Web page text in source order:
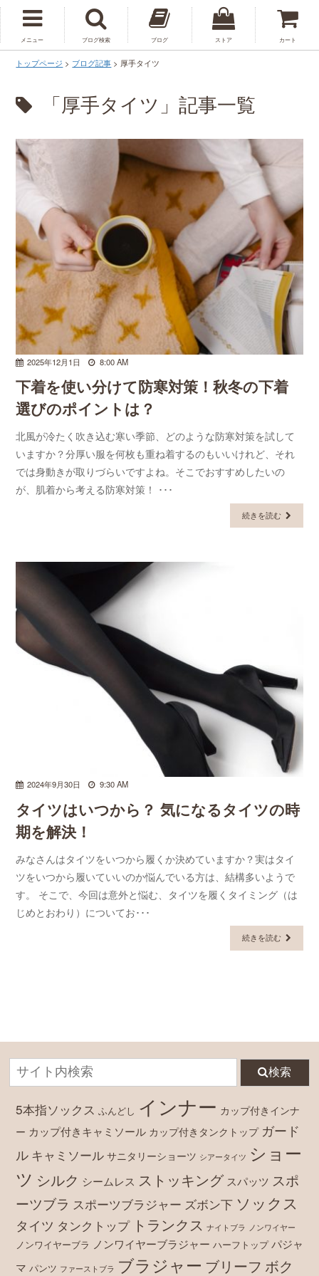
メニュー ブログ検索 ブログ ストア カート
トップページ > ブログ記事 > 厚手タイツ
「厚手タイツ」記事一覧
2025年12月1日 8:00 AM
下着を使い分けて防寒対策！秋冬の下着
選びのポイントは？
北風が冷たく吹き込む寒い季節、どのような防寒対策を試して
いますか？分厚い服を何枚も重ね着するのもいいけれど、それ
では身動きが取りづらいですよね。そこでおすすめしたいの
が、肌着から考える防寒対策！ ･･･
続きを読む
2024年9月30日 9:30 AM
タイツはいつから？ 気になるタイツの時
期を解決！
みなさんはタイツをいつから履くか決めていますか？実はタイ
ツをいつから履いていいのか悩んでいる方は、結構多いようで
す。 そこで、今回は意外と悩む、タイツを履くタイミング（は
じめとおわり）についてお･･･
続きを読む
検索
5本指ソックス ふんどし インナー カップ付きインナ
ー カップ付きキャミソール カップ付きタンクトップ ガード
ル キャミソール サニタリーショーツ シアータイツ ショー
ツ シルク シームレス ストッキング スパッツ スポ
ーツブラ スポーツブラジャー ズボン下 ソックス
タイツ タンクトップ トランクス ナイトブラ ノンワイヤー
ノンワイヤーブラ ノンワイヤーブラジャー ハーフトップ パジャ
マ パンツ ファーストブラ ブラジャー ブリーフ ボク